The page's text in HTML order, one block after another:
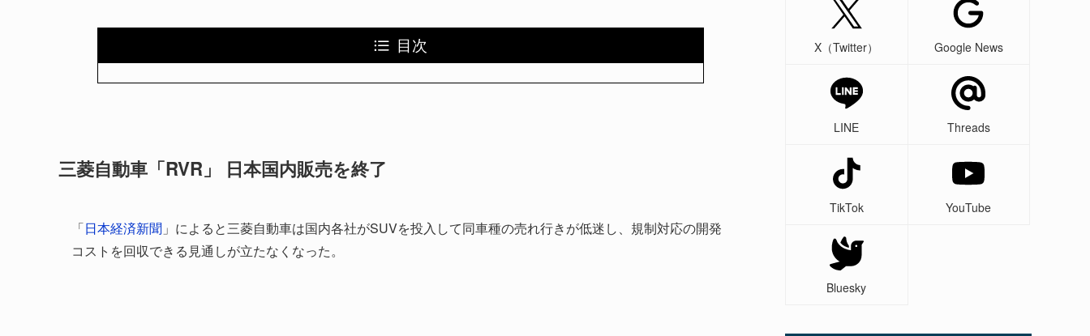
目次
三菱自動車「RVR」 日本国内販売を終了
「日本経済新聞 」によると三菱自動車は国内各社がSUVを投入して同車種の売れ行きが低迷し、規制対応の開発
コストを回収できる見通しが立たなくなった。
X（Twitter） Google News
LINE Threads
TikTok YouTube
Bluesky